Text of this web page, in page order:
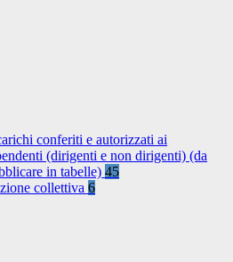
conferiti e autorizzati ai
(dirigenti e non dirigenti) (da
in tabelle) 45
collettiva 6